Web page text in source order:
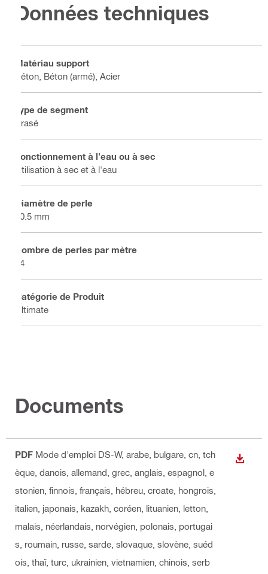
Données techniques
Matériau support
Béton, Béton (armé), Acier
Type de segment
Brasé
Fonctionnement à l'eau ou à sec
Utilisation à sec et à l'eau
Diamètre de perle
10.5 mm
Nombre de perles par mètre
44
Catégorie de Produit
Ultimate
Documents
PDF Mode d'emploi DS-W, arabe, bulgare, cn, tch
èque, danois, allemand, grec, anglais, espagnol, e
stonien, finnois, français, hébreu, croate, hongrois,
italien, japonais, kazakh, coréen, lituanien, letton,
malais, néerlandais, norvégien, polonais, portugai
s, roumain, russe, sarde, slovaque, slovène, suéd
ois, thaï, turc, ukrainien, vietnamien, chinois, serb